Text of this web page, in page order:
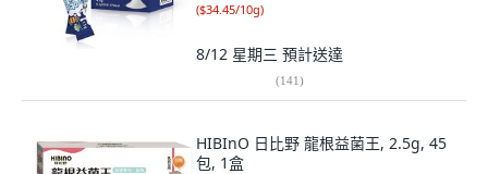
($34.45/10g)
8/12 星期三 預計送達
(141)
HIBInO 日比野 龍根益菌王, 2.5g, 45
包, 1盒